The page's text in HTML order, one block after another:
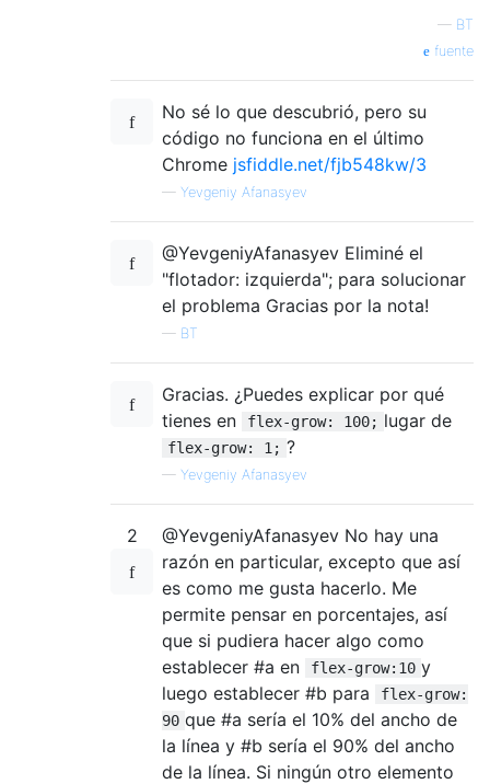
— BT
fuente
No sé lo que descubrió, pero su
código no funciona en el último
Chrome jsfiddle.net/fjb548kw/3
— Yevgeniy Afanasyev
@YevgeniyAfanasyev Eliminé el
"flotador: izquierda"; para solucionar
el problema Gracias por la nota!
— BT
Gracias. ¿Puedes explicar por qué
tienes en
flex-grow: 100; lugar de
flex-grow: 1; ?
— Yevgeniy Afanasyev
2
@YevgeniyAfanasyev No hay una
razón en particular, excepto que así
es como me gusta hacerlo. Me
permite pensar en porcentajes, así
que si pudiera hacer algo como
establecer #a en
flex-grow:10 y
luego establecer #b para
flex-grow:
90 que #a sería el 10% del ancho de
la línea y #b sería el 90% del ancho
de la línea. Si ningún otro elemento